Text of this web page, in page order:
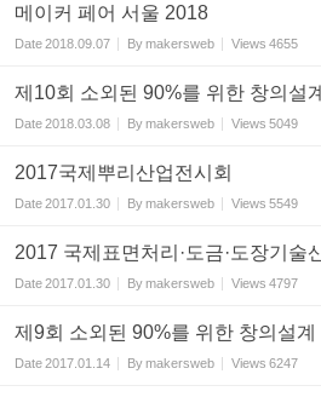
메이커 페어 서울 2018
Date2018.09.07 Bymakersweb Views 4655
제10회 소외된 90%를 위한 창의설
Date2018.03.08 Bymakersweb Views 5049
2017국제뿌리산업전시회
Date2017.01.30 Bymakersweb Views 5549
2017 국제표면처리·도금·도장기술
Date2017.01.30 Bymakersweb Views 4797
제9회 소외된 90%를 위한 창의설계
Date2017.01.14 Bymakersweb Views 6247